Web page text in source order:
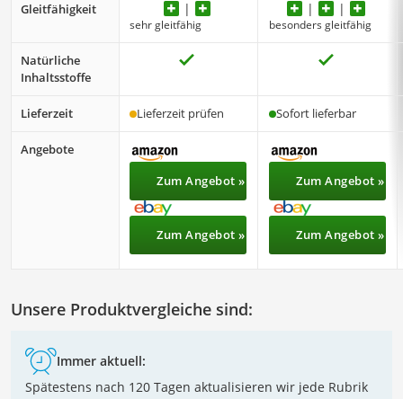
Gleitfähigkeit
sehr gleitfähig besonders gleitfähig
Natürliche
Inhaltsstoffe
Lieferzeit Lieferzeit prüfen Sofort lieferbar
Angebote
Zum Angebot »
Zum Angebot »
Zum Angebot »
Zum Angebot »
Unsere Produktvergleiche sind:
Immer aktuell:
Spätestens nach 120 Tagen aktualisieren wir jede Rubrik